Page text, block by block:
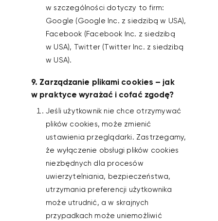
w szczególności dotyczy to firm:
Google (Google Inc. z siedzibą w USA),
Facebook (Facebook Inc. z siedzibą
w USA), Twitter (Twitter Inc. z siedzibą
w USA).
9. Zarządzanie plikami cookies – jak
w praktyce wyrażać i cofać zgodę?
Jeśli użytkownik nie chce otrzymywać
plików cookies, może zmienić
ustawienia przeglądarki. Zastrzegamy,
że wyłączenie obsługi plików cookies
niezbędnych dla procesów
uwierzytelniania, bezpieczeństwa,
utrzymania preferencji użytkownika
może utrudnić, a w skrajnych
przypadkach może uniemożliwić